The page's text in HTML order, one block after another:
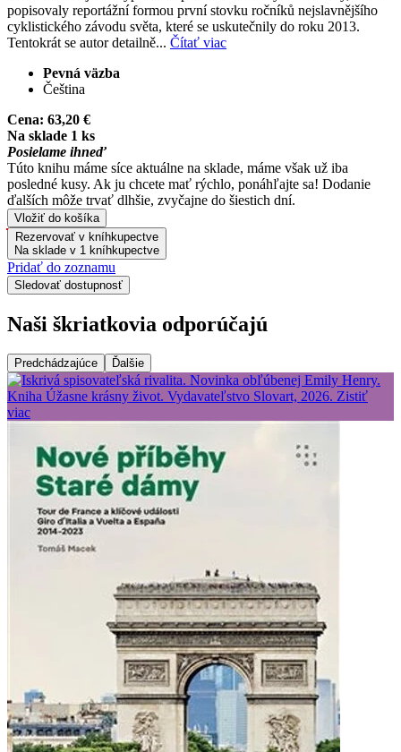
popisovaly reportážní formou první stovku ročníků nejslavnějšího
cyklistického závodu světa, které se uskutečnily do roku 2013.
Tentokrát se autor detailně... Čítať viac
Pevná väzba
Čeština
Cena: 63,20 €
Na sklade 1 ks
Posielame ihneď
Túto knihu máme síce aktuálne na sklade, máme však už iba
posledné kusy. Ak ju chcete mať rýchlo, ponáhľajte sa! Dodanie
ďalších môže trvať dlhšie, zvyčajne do šiestich dní.
Vložiť do košíka
Rezervovať v kníhkupectve
Na sklade v 1 kníhkupectve
Pridať do zoznamu
Sledovať dostupnosť
Naši škriatkovia odporúčajú
Predchádzajúce Ďalšie